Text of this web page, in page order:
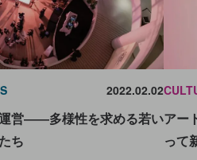
2022.02.02
営――多様性を求める若い
ち
アー
って